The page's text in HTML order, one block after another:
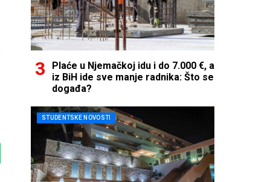
Plaće u Njemačkoj idu i do 7.000 €, a
iz BiH ide sve manje radnika: Što se
događa?
STUDENTSKE NOVOSTI